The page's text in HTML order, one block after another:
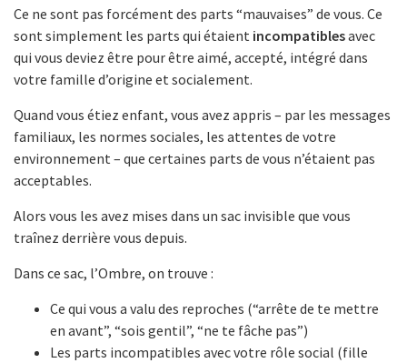
Ce ne sont pas forcément des parts “mauvaises” de vous. Ce
sont simplement les parts qui étaient incompatiblesavec
qui vous deviez être pour être aimé, accepté, intégré dans
votre famille d’origine et socialement.
Quand vous étiez enfant, vous avez appris – par les messages
familiaux, les normes sociales, les attentes de votre
environnement – que certaines parts de vous n’étaient pas
acceptables.
Alors vous les avez mises dans un sac invisible que vous
traînez derrière vous depuis.
Dans ce sac, l’Ombre, on trouve :
Ce qui vous a valu des reproches (“arrête de te mettre
en avant”, “sois gentil”, “ne te fâche pas”)
Les parts incompatibles avec votre rôle social (fille